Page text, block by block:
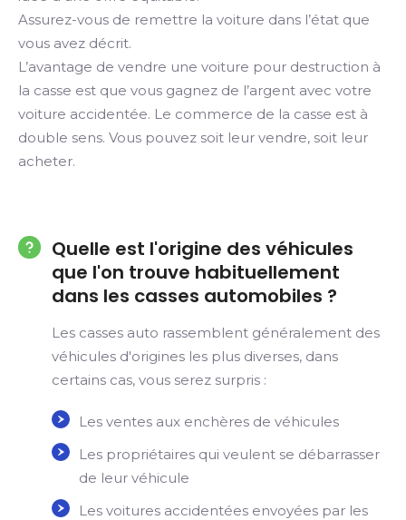
Assurez-vous de remettre la voiture dans l’état que
vous avez décrit.
L’avantage de vendre une voiture pour destruction à
la casse est que vous gagnez de l’argent avec votre
voiture accidentée. Le commerce de la casse est à
double sens. Vous pouvez soit leur vendre, soit leur
acheter.
Quelle est l'origine des véhicules
que l'on trouve habituellement
dans les casses automobiles ?
Les casses auto rassemblent généralement des
véhicules d'origines les plus diverses, dans
certains cas, vous serez surpris :
Les ventes aux enchères de véhicules
Les propriétaires qui veulent se débarrasser
de leur véhicule
Les voitures accidentées envoyées par les